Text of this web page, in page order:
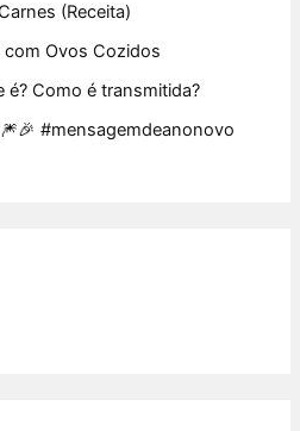
(Receita)
com Ovos Cozidos
é? Como é transmitida?
#mensagemdeanonovo